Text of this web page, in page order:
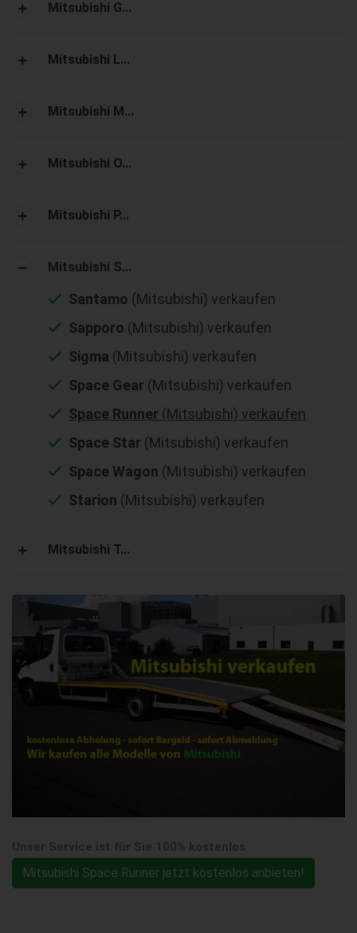
Mitsubishi G...
Mitsubishi L...
Mitsubishi M...
Mitsubishi O...
Mitsubishi P...
Mitsubishi S...
Santamo (Mitsubishi) verkaufen
Sapporo (Mitsubishi) verkaufen
Sigma (Mitsubishi) verkaufen
Space Gear (Mitsubishi) verkaufen
Space Runner (Mitsubishi) verkaufen
Space Star (Mitsubishi) verkaufen
Space Wagon (Mitsubishi) verkaufen
Starion (Mitsubishi) verkaufen
Mitsubishi T...
Mitsubishi Space Runner jetzt kostenlos anbieten!